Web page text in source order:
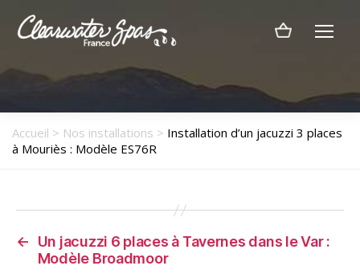
Spas
Accueil > Nos installations > Installation d’un jacuzzi 3 places
à Mouriès : Modèle ES76R
←
Un jacuzzi 6 places à Tavernes dans le Var :
Modèle Broadmoor